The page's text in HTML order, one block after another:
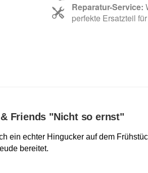
Reparatur-Service:
perfekte Ersatzteil
Friends "Nicht so ernst"
ein echter Hingucker auf dem
bereitet.